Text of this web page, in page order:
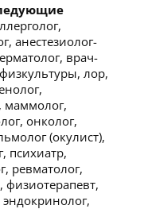
анестезиолог-
врач-
лор,
маммолог,
онколог,
(окулист),
психиатр,
ревматолог,
физиотерапевт,